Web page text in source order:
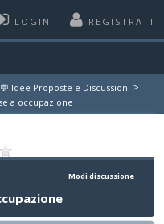
LOGIN REGISTRATI
💬 Idee Proposte e Discussioni >
a occupazione
Modi discussione